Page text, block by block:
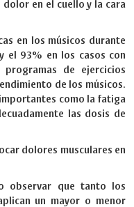
dolor en el cuello y la cara
en los músicos durante
el 93% en los casos con
de ejercicios
de los músicos.
como la fatiga
las dosis de
dolores musculares en
observar que tanto los
un mayor o menor